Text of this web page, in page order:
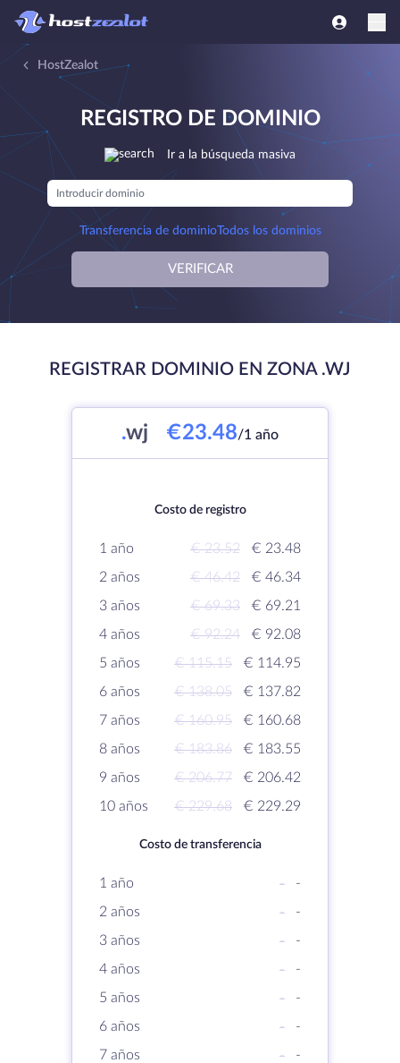
HostZealot
REGISTRO DE DOMINIO
Ir a la búsqueda masiva
Transferencia de dominioTodos los dominios
VERIFICAR
REGISTRAR DOMINIO EN ZONA .WJ
.wj €23.48/1 año
Costo de registro
1 año € 23.52
€ 23.48
2 años
€ 46.42
€ 46.34
3 años
€ 69.33
€ 69.21
4 años
€ 92.24
€ 92.08
5 años
€ 115.15
€ 114.95
6 años
€ 138.05
€ 137.82
7 años
€ 160.95
€ 160.68
8 años
€ 183.86
€ 183.55
9 años
€ 206.77
€ 206.42
10 años
€ 229.68 € 229.29
Costo de transferencia
1 año -
-
2 años
-
-
3 años
-
-
4 años
-
-
5 años
-
-
6 años
-
-
7 años
-
-